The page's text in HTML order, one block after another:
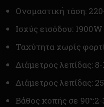
Ονομαστική τάση:
Ισχύς εισόδου: 1900W
Ταχύτητα χωρίς
Διάμετρος λεπίδας:
Διάμετρος λεπίδας:
Βάθος κοπής σε